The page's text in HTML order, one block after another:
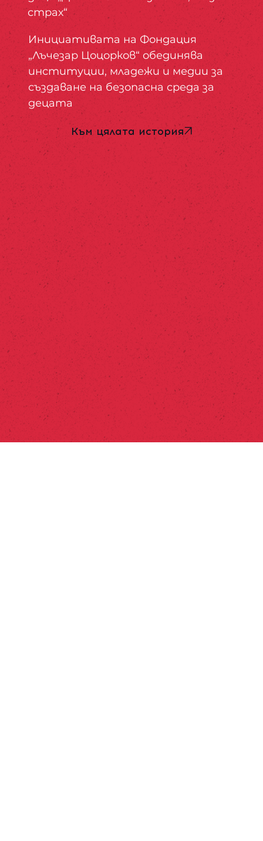
страх“
Инициативата на Фондация
„Лъчезар Цоцорков“ обединява
институции, младежи и медии за
създаване на безопасна среда за
децата
Към цялата история